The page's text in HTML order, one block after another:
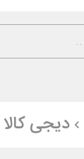
دیجی کالا